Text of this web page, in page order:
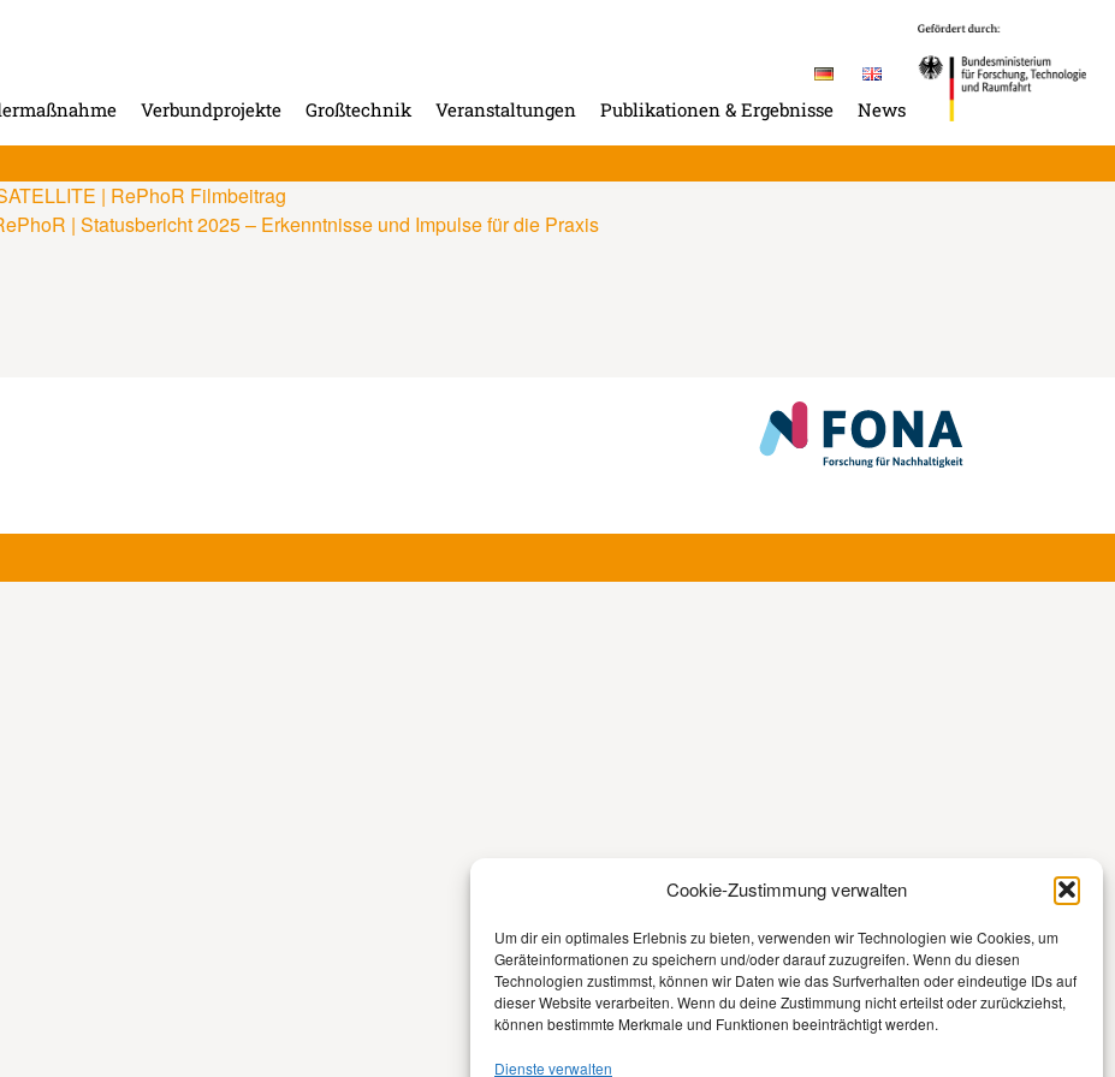
Cookie-Zustimmung verwalten
Um dir ein optimales Erlebnis zu bieten, verwenden wir Technologien wie Cookies, um
Geräteinformationen zu speichern und/oder darauf zuzugreifen. Wenn du diesen
Technologien zustimmst, können wir Daten wie das Surfverhalten oder eindeutige IDs auf
dieser Website verarbeiten. Wenn du deine Zustimmung nicht erteilst oder zurückziehst,
können bestimmte Merkmale und Funktionen beeinträchtigt werden.
Dienste verwalten
Verbundprojekte Großtechnik Veranstaltungen Publikationen & Ergebnisse News
| RePhoR Filmbeitrag
| Statusbericht 2025 – Erkenntnisse und Impulse für die Praxis